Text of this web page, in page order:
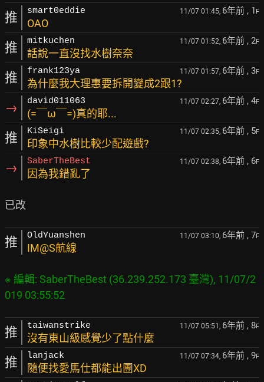
推 smart0eddie 11/07 01:45, 6年前 , 1 F
OAO
推 mitkuchen 11/07 01:52, 6年前 , 2F
話說一直沒找水樹奈奈
推 frank123ya 11/07 01:57, 6年前 , 3F
為什麼我大理惠要拆開變成2跟1?
→ david011063 11/07 02:27, 6年前 , 4F
(=￣ω￣=)真的耶...
推 KiSeigi 11/07 02:35, 6年前 , 5F
印象中水樹比較少配遊戲?
→ SaberTheBest 11/07 02:38, 6年前 , 6F
因為我錯亂了
推 OldYuanshen 11/07 03:10, 6年前 , 7F
IM@S航線
※ 編輯: SaberTheBest (36.239.252.173 臺灣), 11/07/2
推 taiwanstrike 11/07 05:51, 6年前 , 8F
沒有東山級感覺少了點什麼
推 lanjack 11/07 07:34, 6年前 , 9F
隨便找愛馬仕都能出團XD